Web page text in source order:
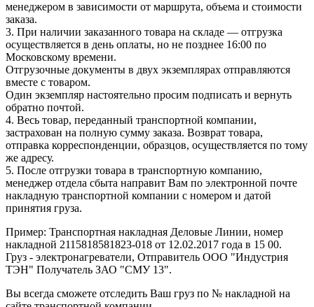
менеджером в зависимости от маршрута, объема и стоимости
заказа.
3. При наличии заказанного товара на складе — отгрузка
осуществляется в день оплаты, но не позднее 16:00 по
Московскому времени.
Отгрузочные документы в двух экземплярах отправляются
вместе с товаром.
Один экземпляр настоятельно просим подписать и вернуть
обратно почтой.
4. Весь товар, переданный транспортной компании,
застрахован на полную сумму заказа. Возврат товара,
отправка корреспонденции, образцов, осуществляется по тому
же адресу.
5. После отгрузки товара в транспортную компанию,
менеджер отдела сбыта направит Вам по электронной почте
накладную транспортной компании с номером и датой
принятия груза.
Пример: Транспортная накладная Деловые Линии, номер
накладной 2115818581823-018 от 12.02.2017 года в 15 00.
Груз - электронагреватели, Отправитель ООО "Индустрия
ТЭН" Получатель ЗАО "СМУ 13".
Вы всегда сможете отследить Ваш груз по № накладной на